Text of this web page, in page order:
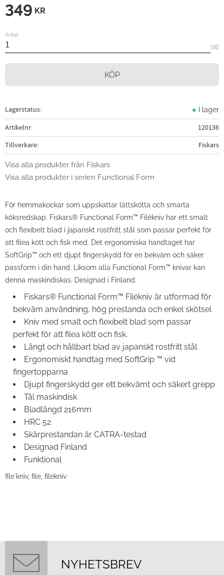
349 KR
Antal
st
KÖP
Lagerstatus I lager
Artikelnr
120136
Tillverkare
Fiskars
Visa alla produkter från Fiskars
Visa alla produkter i serien Functional Form
För hemmakockar som uppskattar lättskötta och smarta
köksredskap. Fiskars® Functional Form™ Filékniv har ett smalt
och flexibelt blad i japanskt rostfritt stål som passar perfekt för
att filea kött och fisk med. Det ergonomiska handtaget har
SoftGrip™ och ett djupt fingerskydd för en bekväm och säker
passform i din hand. Liksom alla Functional Form™ knivar kan
denna maskindiskas. Designad i Finland.
Fiskars® Functional Form™ Filékniv är utformad för
bekväm användning, hög prestanda och enkel skötsel
Kniv med smalt och flexibelt blad som passar
perfekt för att filea kött och fisk.
Långt och hållbart blad av japanskt rostfritt stål
Ergonomiskt handtag med SoftGrip ™ vid
fingertopparna
Djupt fingerskydd ger ett bekvämt och säkert grepp
Tål maskindisk
Bladlängd 216mm
HRC 52
Skärprestandan är CATRA-testad
Designad Finland
Funktional
file´kniv, file, filekniv
NYHETSBREV